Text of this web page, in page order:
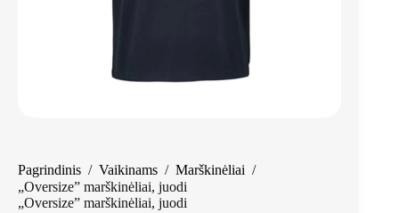
Pagrindinis / Vaikinams / Marškinėliai /
„Oversize” marškinėliai, juodi
„Oversize” marškinėliai, juodi